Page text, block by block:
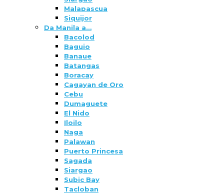
Malapascua
Siquijor
Da Manila a…
Bacolod
Baguio
Banaue
Batangas
Boracay
Cagayan de Oro
Cebu
Dumaguete
El Nido
Iloilo
Naga
Palawan
Puerto Princesa
Sagada
Siargao
Subic Bay
Tacloban